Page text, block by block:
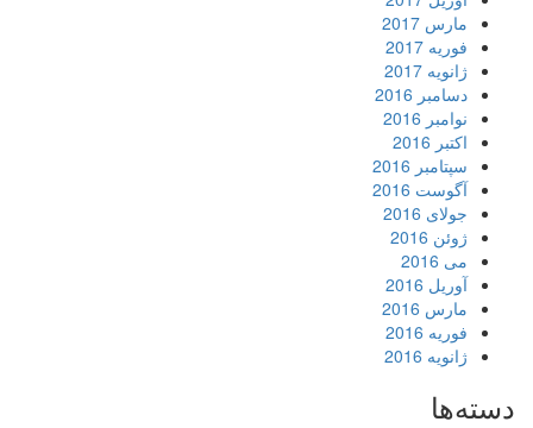
مارس 2017
فوریه 2017
ژانویه 2017
دسامبر 2016
نوامبر 2016
اکتبر 2016
سپتامبر 2016
آگوست 2016
جولای 2016
ژوئن 2016
می 2016
آوریل 2016
مارس 2016
فوریه 2016
ژانویه 2016
دسته‌ها